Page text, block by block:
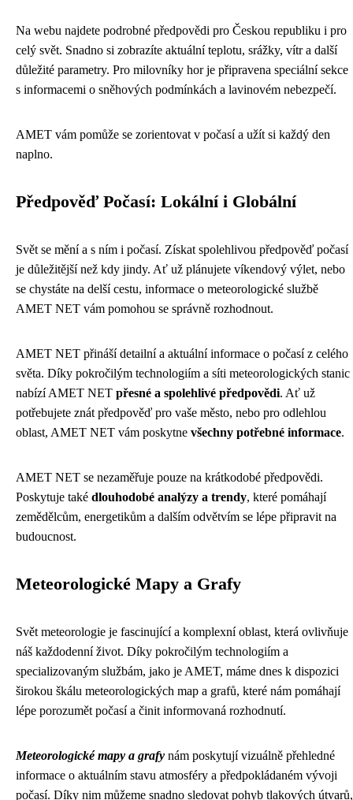
Na webu najdete podrobné předpovědi pro Českou republiku i pro
celý svět. Snadno si zobrazíte aktuální teplotu, srážky, vítr a další
důležité parametry. Pro milovníky hor je připravena speciální sekce
s informacemi o sněhových podmínkách a lavinovém nebezpečí.
AMET vám pomůže se zorientovat v počasí a užít si každý den
naplno.
Předpověď Počasí: Lokální i Globální
Svět se mění a s ním i počasí. Získat spolehlivou předpověď počasí
je důležitější než kdy jindy. Ať už plánujete víkendový výlet, nebo
se chystáte na delší cestu, informace o meteorologické službě
AMET NET vám pomohou se správně rozhodnout.
AMET NET přináší detailní a aktuální informace o počasí z celého
světa. Díky pokročilým technologiím a síti meteorologických stanic
nabízí AMET NET přesné a spolehlivé předpovědi. Ať už
potřebujete znát předpověď pro vaše město, nebo pro odlehlou
oblast, AMET NET vám poskytne všechny potřebné informace.
AMET NET se nezaměřuje pouze na krátkodobé předpovědi.
Poskytuje také dlouhodobé analýzy a trendy, které pomáhají
zemědělcům, energetikům a dalším odvětvím se lépe připravit na
budoucnost.
Meteorologické Mapy a Grafy
Svět meteorologie je fascinující a komplexní oblast, která ovlivňuje
náš každodenní život. Díky pokročilým technologiím a
specializovaným službám, jako je AMET, máme dnes k dispozici
širokou škálu meteorologických map a grafů, které nám pomáhají
lépe porozumět počasí a činit informovaná rozhodnutí.
Meteorologické mapy a grafy nám poskytují vizuálně přehledné
informace o aktuálním stavu atmosféry a předpokládaném vývoji
počasí. Díky nim můžeme snadno sledovat pohyb tlakových útvarů,